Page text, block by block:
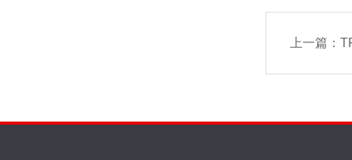
上一篇：